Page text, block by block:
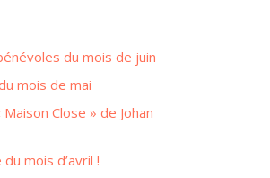
du mois de juin
mois de mai
Close » de Johan
mois d’avril !